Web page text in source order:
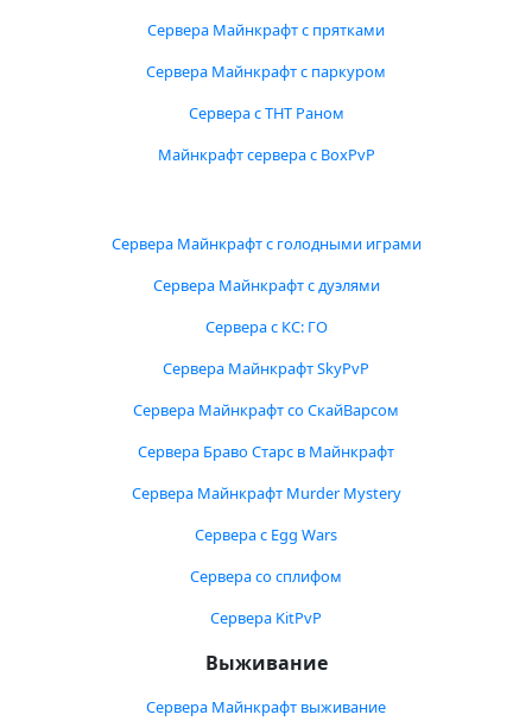
Сервера Майнкрафт с прятками
Сервера Майнкрафт с паркуром
Сервера с ТНТ Раном
Майнкрафт сервера с BoxPvP
Сервера Майнкрафт с голодными играми
Сервера Майнкрафт с дуэлями
Сервера с КС: ГО
Сервера Майнкрафт SkyPvP
Сервера Майнкрафт со СкайВарсом
Сервера Браво Старс в Майнкрафт
Сервера Майнкрафт Murder Mystery
Сервера с Egg Wars
Сервера со сплифом
Сервера KitPvP
Выживание
Сервера Майнкрафт выживание